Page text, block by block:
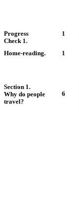
Progress
Check 1.
1
Home-reading. 1
Section 1.
Why do people
travel?
6